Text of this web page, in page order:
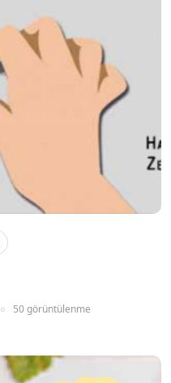
50 görüntülenme